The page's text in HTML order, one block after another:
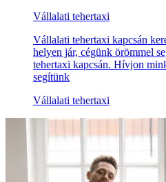
Vállalati tehertaxi
Vállalati tehertaxi kapcsán
helyen jár, cégünk örömmel
tehertaxi kapcsán. Hívjon
segítünk
Vállalati tehertaxi